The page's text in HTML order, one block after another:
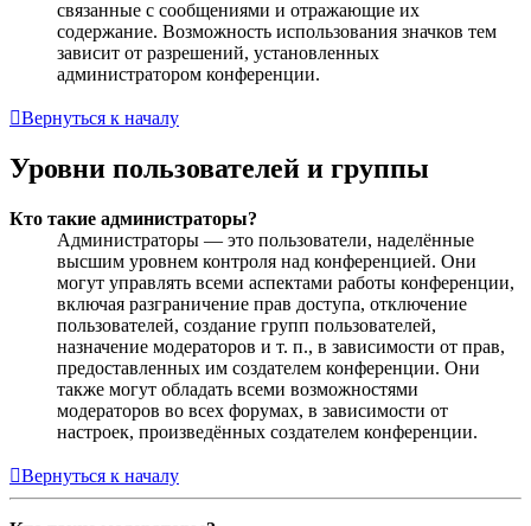
связанные с сообщениями и отражающие их
содержание. Возможность использования значков тем
зависит от разрешений, установленных
администратором конференции.
Вернуться к началу
Уровни пользователей и группы
Кто такие администраторы?
Администраторы — это пользователи, наделённые
высшим уровнем контроля над конференцией. Они
могут управлять всеми аспектами работы конференции,
включая разграничение прав доступа, отключение
пользователей, создание групп пользователей,
назначение модераторов и т. п., в зависимости от прав,
предоставленных им создателем конференции. Они
также могут обладать всеми возможностями
модераторов во всех форумах, в зависимости от
настроек, произведённых создателем конференции.
Вернуться к началу